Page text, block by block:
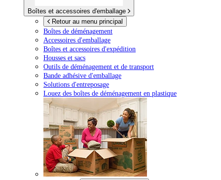
Boîtes et accessoires d'emballage
Retour au menu principal
Boîtes de déménagement
Accessoires d'emballage
Boîtes et accessoires d'expédition
Housses et sacs
Outils de déménagement et de transport
Bande adhésive d'emballage
Solutions d'entreposage
Louez des boîtes de déménagement en plastique